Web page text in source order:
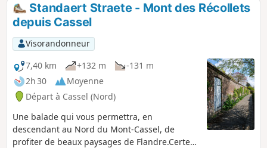
Standaert Straete - Mont des Récollets
depuis Cassel
Visorandonneur
7,40 km
+132 m
-131 m
2h 30
Moyenne
Départ à Cassel (Nord)
Une balade qui vous permettra, en
descendant au Nord du Mont-Cassel, de
profiter de beaux paysages de Flandre.Certes,